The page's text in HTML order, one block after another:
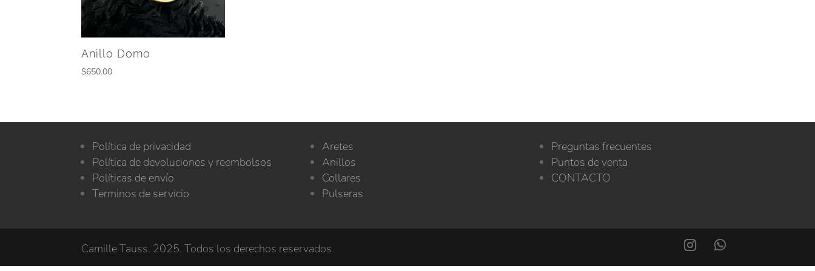
Anillo Domo
$650.00
Política de privacidad
Política de devoluciones y reembolsos
Políticas de envío
Terminos de servicio
Aretes
Anillos
Collares
Pulseras
Preguntas frecuentes
Puntos de venta
CONTACTO
Camille Tauss. 2025. Todos los derechos reservados